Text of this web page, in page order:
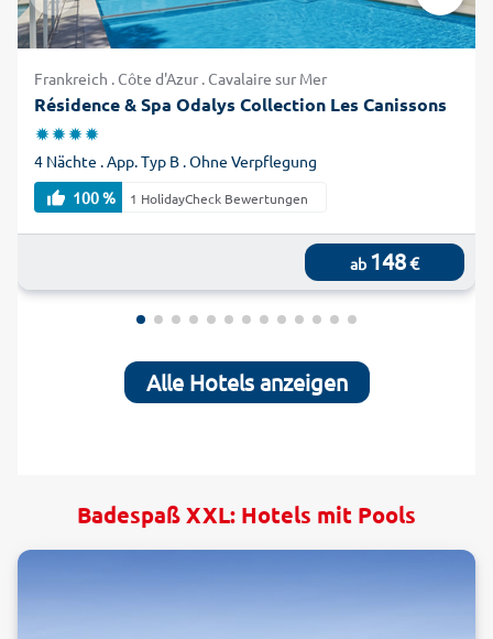
Frankreich . Côte d'Azur . Cavalaire sur Mer
Résidence & Spa Odalys Collection Les Canissons
4 Nächte . App. Typ B . Ohne Verpflegung
100 %
1 HolidayCheck Bewertungen
ab 148€
Alle Hotels anzeigen
Badespaß XXL: Hotels mit Pools